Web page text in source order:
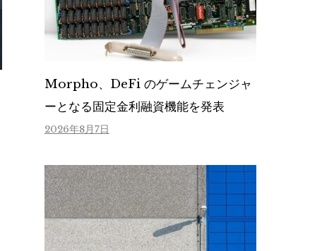
Morpho、DeFi のゲームチェンジャ
ーとなる固定金利融資機能を発表
2026年8月7日